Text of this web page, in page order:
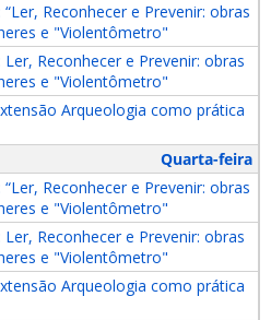
“Ler, Reconhecer e Prevenir: obras
e "Violentômetro"
Ler, Reconhecer e Prevenir: obras
e "Violentômetro"
Arqueologia como prática
Quarta-feira
“Ler, Reconhecer e Prevenir: obras
e "Violentômetro"
Ler, Reconhecer e Prevenir: obras
e "Violentômetro"
Arqueologia como prática